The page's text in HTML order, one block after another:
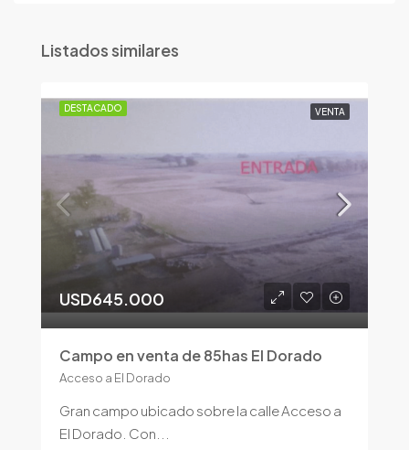
Listados similares
DESTACADO VENTA
USD645.000
Campo en venta de 85has El Dorado
Acceso a El Dorado
Gran campo ubicado sobre la calle Acceso a
El Dorado. Con...